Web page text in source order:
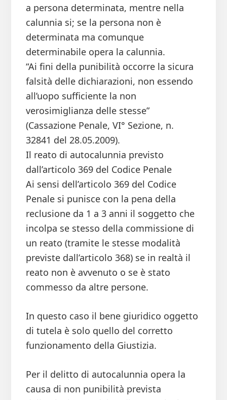
a persona determinata, mentre nella
calunnia si; se la persona non è
determinata ma comunque
determinabile opera la calunnia.
“Ai fini della punibilità occorre la sicura
falsità delle dichiarazioni, non essendo
all’uopo sufficiente la non
verosimiglianza delle stesse”
(Cassazione Penale, VI° Sezione, n.
32841 del 28.05.2009).
Il reato di autocalunnia previsto
dall’articolo 369 del Codice Penale
Ai sensi dell’articolo 369 del Codice
Penale si punisce con la pena della
reclusione da 1 a 3 anni il soggetto che
incolpa se stesso della commissione di
un reato (tramite le stesse modalità
previste dall’articolo 368) se in realtà il
reato non è avvenuto o se è stato
commesso da altre persone.
In questo caso il bene giuridico oggetto
di tutela è solo quello del corretto
funzionamento della Giustizia.
Per il delitto di autocalunnia opera la
causa di non punibilità prevista